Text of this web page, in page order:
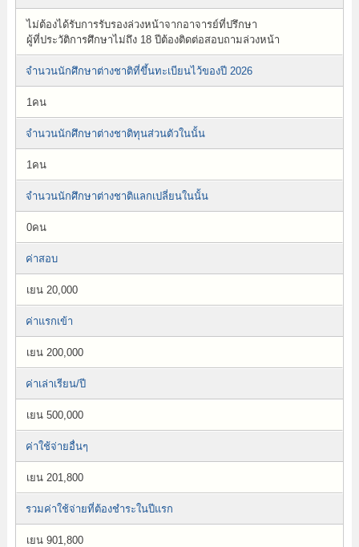
ไม่ต้องได้รับการรับรองล่วงหน้าจากอาจารย์ที่ปรึกษา
ผู้ที่ประวัติการศึกษาไม่ถึง 18 ปีต้องติดต่อสอบถามล่วงหน้า
จำนวนนักศึกษาต่างชาติที่ขึ้นทะเบียนไว้ของปี 2026
1คน
จำนวนนักศึกษาต่างชาติทุนส่วนตัวในนั้น
1คน
จำนวนนักศึกษาต่างชาติแลกเปลี่ยนในนั้น
0คน
ค่าสอบ
เยน 20,000
ค่าแรกเข้า
เยน 200,000
ค่าเล่าเรียน/ปี
เยน 500,000
ค่าใช้จ่ายอื่นๆ
เยน 201,800
รวมค่าใช้จ่ายที่ต้องชำระในปีแรก
เยน 901,800